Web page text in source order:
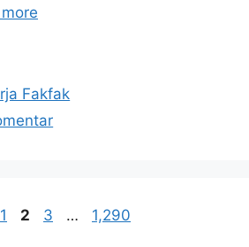
Fakfak
Halaman
1 Halaman
2 Halaman
3 … Halaman
1,290